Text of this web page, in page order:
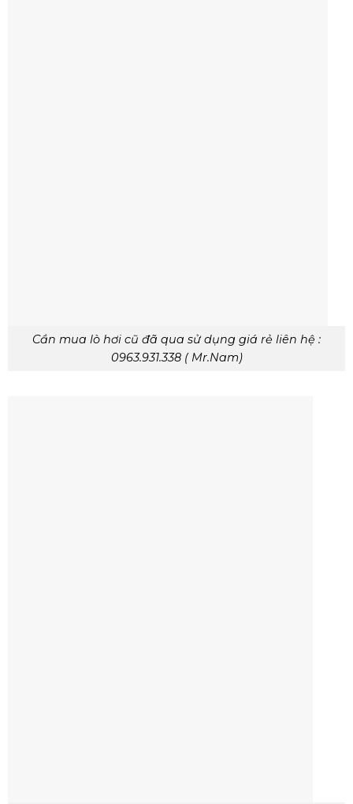
Cần mua lò hơi cũ đã qua sử dụng giá rẻ liên hệ :
0963.931.338 ( Mr.Nam)